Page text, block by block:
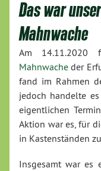
Das war
Mahnwache
Am 14.11.2020
Mahnwache der
fand im Rahmen
jedoch handelte
eigentlichen
Aktion war es, für
in Kastenständen
Insgesamt war es